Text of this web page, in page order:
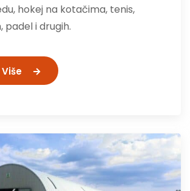
hokej na kotačima, tenis,
padel i drugih.